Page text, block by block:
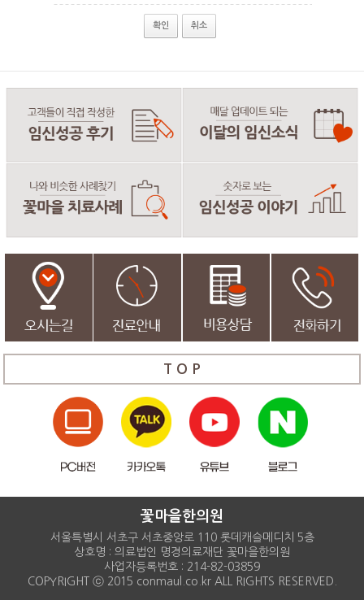
확인 취소
T O P
꽃마을한의원
서울특별시 서초구 서초중앙로 110 롯데캐슬메디치 5층
상호명 : 의료법인 명경의료재단 꽃마을한의원
사업자등록번호 : 214-82-03859
COPYRIGHT ⓒ 2015 conmaul.co.kr ALL RIGHTS RESERVED.